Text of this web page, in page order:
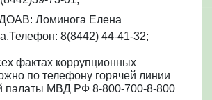
Ломинога Елена
8(8442) 44-41-32;
фактах коррупционных
по телефону горячей линии
палаты МВД РФ 8-800-700-8-800